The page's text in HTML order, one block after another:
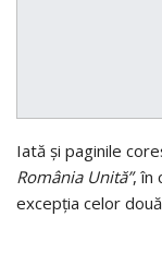
Iată şi paginile
România Unită”, în
excepţia celor